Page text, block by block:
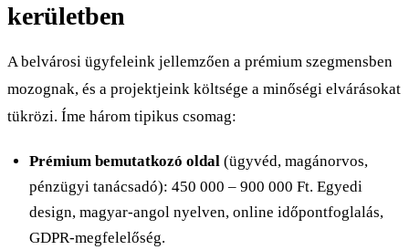
kerületben
A belvárosi ügyfeleink jellemzően a prémium szegmensben
mozognak, és a projektjeink költsége a minőségi elvárásokat
tükrözi. Íme három tipikus csomag:
Prémium bemutatkozó oldal (ügyvéd, magánorvos,
pénzügyi tanácsadó): 450 000 – 900 000 Ft. Egyedi
design, magyar-angol nyelven, online időpontfoglalás,
GDPR-megfelelőség.